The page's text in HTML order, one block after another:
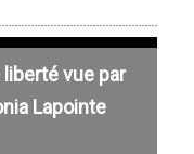
liberté vue par
Lapointe